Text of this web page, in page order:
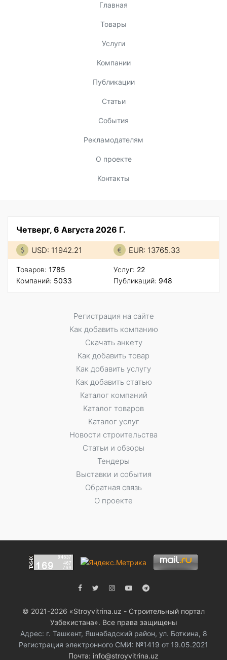
Главная
Товары
Услуги
Компании
Публикации
Статьи
События
Рекламодателям
О проекте
Контакты
Четверг, 6 Августа 2026 Г.
USD: 11942.21 EUR: 13765.33
Товаров: 1785
Компаний: 5033
Услуг: 22
Публикаций: 948
Регистрация на сайте
Как добавить компанию
Скачать анкету
Как добавить товар
Как добавить услугу
Как добавить статью
Каталог компаний
Каталог товаров
Каталог услуг
Новости строительства
Статьи и обзоры
Тендеры
Выставки и события
Обратная связь
О проекте
© 2021-2026 «Stroyvitrina.uz - Строительный портал
Узбекистана». Все права защищены
Адрес: г. Ташкент, Яшнабадский район, ул. Боткина, 8
Регистрация электронного СМИ: №1419 от 19.05.2021
Почта: info@stroyvitrina.uz